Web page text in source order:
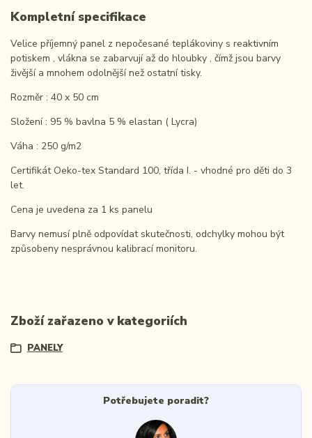
Kompletní specifikace
Velice příjemný panel z nepočesané teplákoviny s reaktivním
potiskem , vlákna se zabarvují až do hloubky , čímž jsou barvy
živější a mnohem odolnější než ostatní tisky.
Rozměr : 40 x 50 cm
Složení : 95 % bavlna 5 % elastan ( Lycra)
Váha : 250 g/m2
Certifikát Oeko-tex Standard 100, třída I. - vhodné pro děti do 3
let.
Cena je uvedena za 1 ks panelu
Barvy nemusí plně odpovídat skutečnosti, odchylky mohou být
způsobeny nesprávnou kalibrací monitoru.
Zboží zařazeno v kategoriích
PANELY
Potřebujete poradit?